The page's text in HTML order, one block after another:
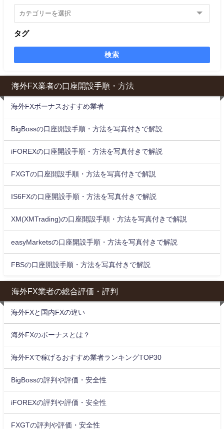
タグ
検索
海外FX業者の口座開設手順・方法
海外FXボーナスおすすめ業者
BigBossの口座開設手順・方法を写真付きで解説
iFOREXの口座開設手順・方法を写真付きで解説
FXGTの口座開設手順・方法を写真付きで解説
IS6FXの口座開設手順・方法を写真付きで解説
XM(XMTrading)の口座開設手順・方法を写真付きで解説
easyMarketsの口座開設手順・方法を写真付きで解説
FBSの口座開設手順・方法を写真付きで解説
海外FX業者の総合評価・評判
海外FXと国内FXの違い
海外FXのボーナスとは？
海外FXで稼げるおすすめ業者ランキングTOP30
BigBossの評判や評価・安全性
iFOREXの評判や評価・安全性
FXGTの評判や評価・安全性